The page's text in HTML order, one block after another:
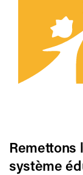
Remettons
système